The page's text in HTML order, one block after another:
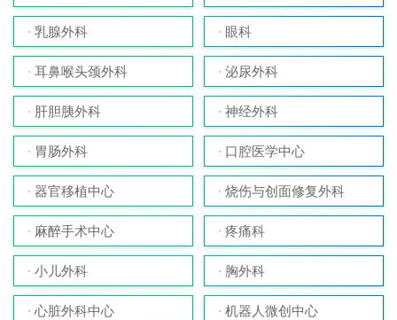
乳腺外科 眼科
耳鼻喉头颈外科 泌尿外科
肝胆胰外科 神经外科
胃肠外科 口腔医学中心
器官移植中心 烧伤与创面修复外科
麻醉手术中心 疼痛科
小儿外科 胸外科
心脏外科中心 机器人微创中心